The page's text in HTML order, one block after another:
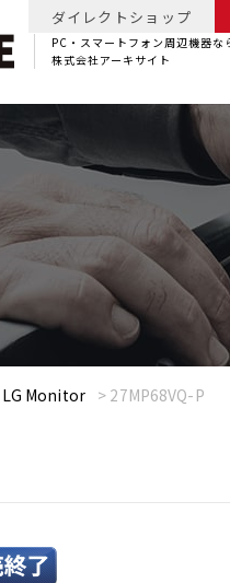
PC・スマートフォン周辺機器な
株式会社アーキサイト
ダイレクトショップ
LG Monitor > 27MP68VQ-P